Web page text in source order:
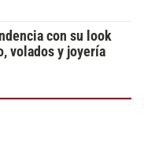
con su look
volados y joyería